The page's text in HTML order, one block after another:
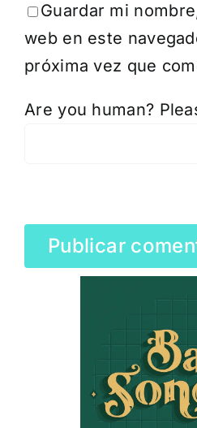
Guardar mi
web en este
próxima vez que
Are you human?